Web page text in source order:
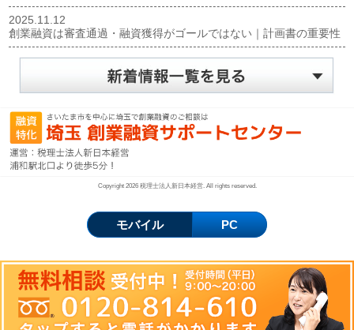
2025.11.12
創業融資は審査通過・融資獲得がゴールではない｜計画書の重要性
Copyright 2026 税理士法人新日本経営. All rights reserved.
モバイル PC